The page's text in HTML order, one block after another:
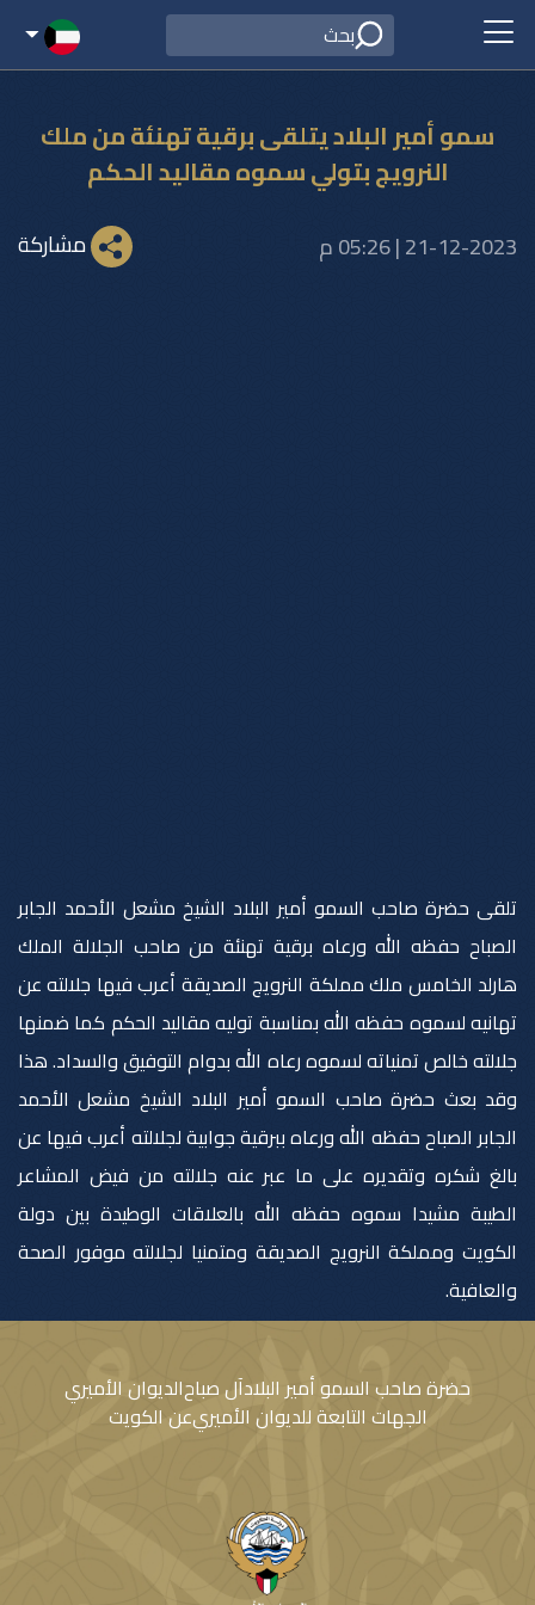
سمو أمير البلاد يتلقى برقية تهنئة من ملك
النرويج بتولي سموه مقاليد الحكم
21-12-2023 | 05:26 م
تلقى حضرة صاحب السمو أمير البلاد الشيخ مشعل الأحمد الجابر
الصباح حفظه الله ورعاه برقية تهنئة من صاحب الجلالة الملك
هارلد الخامس ملك مملكة النرويج الصديقة أعرب فيها جلالته عن
تهانيه لسموه حفظه الله بمناسبة توليه مقاليد الحكم كما ضمنها
جلالته خالص تمنياته لسموه رعاه الله بدوام التوفيق والسداد. هذا
وقد بعث حضرة صاحب السمو أمير البلاد الشيخ مشعل الأحمد
الجابر الصباح حفظه الله ورعاه ببرقية جوابية لجلالته أعرب فيها عن
بالغ شكره وتقديره على ما عبر عنه جلالته من فيض المشاعر
الطيبة مشيدا سموه حفظه الله بالعلاقات الوطيدة بين دولة
الكويت ومملكة النرويج الصديقة ومتمنيا لجلالته موفور الصحة
والعافية.
حضرة صاحب السمو أمير البلادآل صباحالديوان الأميري
الجهات التابعة للديوان الأميريعن الكويت